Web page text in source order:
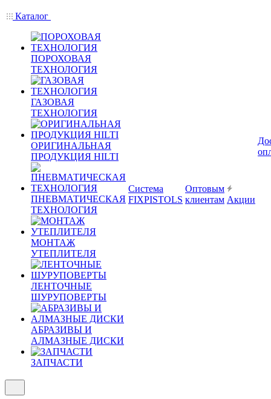
Каталог
ПОРОХОВАЯ
ТЕХНОЛОГИЯ
ГАЗОВАЯ
ТЕХНОЛОГИЯ
ОРИГИНАЛЬНАЯ
ПРОДУКЦИЯ HILTI
ПНЕВМАТИЧЕСКАЯ
ТЕХНОЛОГИЯ
МОНТАЖ
УТЕПЛИТЕЛЯ
ЛЕНТОЧНЫЕ
ШУРУПОВЕРТЫ
АБРАЗИВЫ И
АЛМАЗНЫЕ ДИСКИ
ЗАПЧАСТИ
Система
FIXPISTOLS
Оптовым
клиентам Акции